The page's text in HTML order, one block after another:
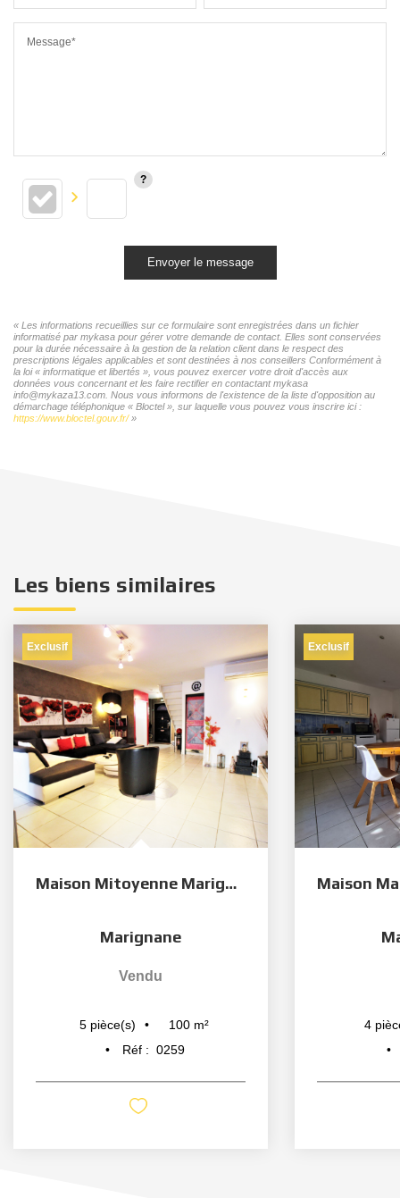
Message*
Envoyer le message
« Les informations recueillies sur ce formulaire sont enregistrées dans un fichier
informatisé par mykasa pour gérer votre demande de contact. Elles sont conservées
pour la durée nécessaire à la gestion de la relation client dans le respect des
prescriptions légales applicables et sont destinées à nos conseillers Conformément à
la loi « informatique et libertés », vous pouvez exercer votre droit d'accès aux
données vous concernant et les faire rectifier en contactant mykasa
info@mykaza13.com. Nous vous informons de l'existence de la liste d'opposition au
démarchage téléphonique « Bloctel », sur laquelle vous pouvez vous inscrire ici :
https://www.bloctel.gouv.fr/»
Les biens similaires
Exclusif
Maison Mitoyenne Marignane 5 pièce(s) avec terrasse et...
Marignane
Vendu
5 pièce(s) 100 m²
Réf : 0259
Exclusif
4